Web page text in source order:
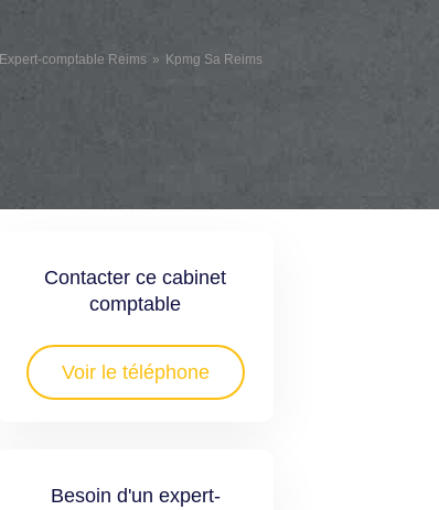
Expert-comptable Reims Kpmg Sa Reims
Contacter ce cabinet
comptable
Voir le téléphone
Besoin d'un expert-